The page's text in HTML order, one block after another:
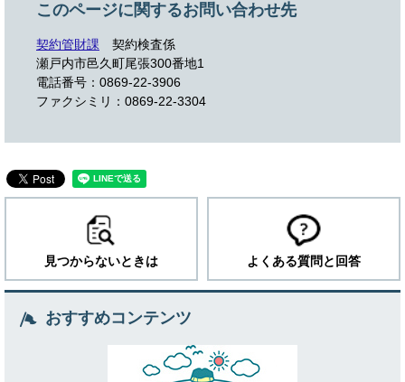
このページに関するお問い合わせ先
契約管財課
契約検査係
瀬戸内市邑久町尾張300番地1
電話番号：0869-22-3906
ファクシミリ：0869-22-3304
見つからないときは よくある質問と回答
おすすめコンテンツ